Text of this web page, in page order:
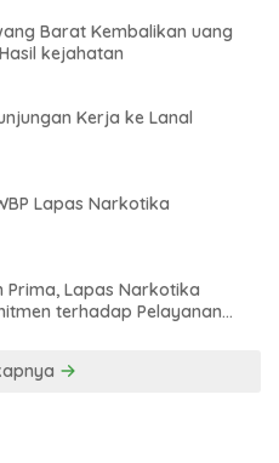
Barat Kembalikan uang
kejahatan
Kerja ke Lanal
Lapas Narkotika
Prima, Lapas Narkotika
terhadap Pelayanan